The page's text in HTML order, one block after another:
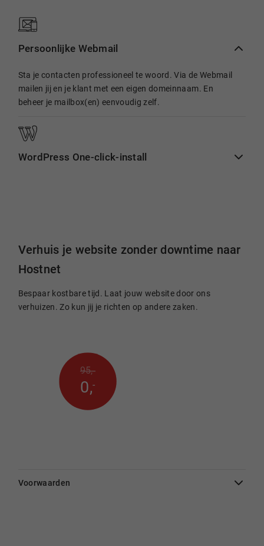
Persoonlijke Webmail
Sta je contacten professioneel te woord. Via de Webmail
mailen jij en je klant met een eigen domeinnaam. En
beheer je mailbox(en) eenvoudig zelf.
WordPress One-click-install
Verhuis je website zonder downtime naar
Hostnet
Bespaar kostbare tijd. Laat jouw website door ons
verhuizen. Zo kun jij je richten op andere zaken.
95,-
0,-
Voorwaarden